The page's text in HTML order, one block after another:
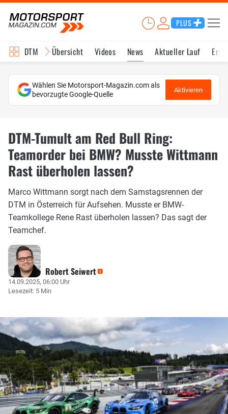
PLUS
DTM Übersicht Videos News Aktueller Lauf
Wählen Sie Motorsport-Magazin.com als
bevorzugte Google-Quelle
Aktivieren
DTM-Tumult am Red Bull Ring:
Teamorder bei BMW? Musste Wittmann
Rast überholen lassen?
Marco Wittmann sorgt nach dem Samstagsrennen der
DTM in Österreich für Aufsehen. Musste er BMW-
Teamkollege Rene Rast überholen lassen? Das sagt der
Teamchef.
Robert Seiwert
14.09.2025, 06:00 Uhr
Lesezeit: 5 Min